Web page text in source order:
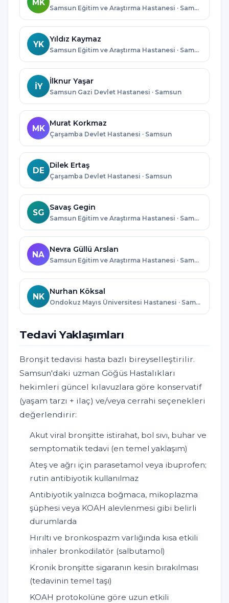
MK
Samsun Eğitim ve Araştırma Hastanesi · Samsun
YK
Yıldız Kaymaz
Samsun Eğitim ve Araştırma Hastanesi · Samsun
İY
İlknur Yaşar
Samsun Gazi Devlet Hastanesi · Samsun
MK
Murat Korkmaz
Çarşamba Devlet Hastanesi · Samsun
DE
Dilek Ertaş
Çarşamba Devlet Hastanesi · Samsun
SG
Savaş Gegin
Samsun Eğitim ve Araştırma Hastanesi · Samsun
NA
Nevra Güllü Arslan
Samsun Eğitim ve Araştırma Hastanesi · Samsun
NK
Nurhan Köksal
Ondokuz Mayıs Üniversitesi Hastanesi · Samsun
Tedavi Yaklaşımları
Bronşit tedavisi hasta bazlı bireyselleştirilir.
Samsun'daki uzman Göğüs Hastalıkları
hekimleri güncel kılavuzlara göre konservatif
(yaşam tarzı + ilaç) ve/veya cerrahi seçenekleri
değerlendirir:
Akut viral bronşitte istirahat, bol sıvı, buhar ve
semptomatik tedavi (en temel yaklaşım)
Ateş ve ağrı için parasetamol veya ibuprofen;
rutin antibiyotik kullanılmaz
Antibiyotik yalnızca boğmaca, mikoplazma
şüphesi veya KOAH alevlenmesi gibi belirli
durumlarda
Hırıltı ve bronkospazm varlığında kısa etkili
inhaler bronkodilatör (salbutamol)
Kronik bronşitte sigaranın kesin bırakılması
(tedavinin temel taşı)
KOAH protokolüne göre uzun etkili